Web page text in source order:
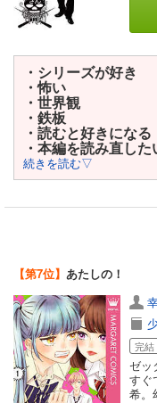
・シリーズが好き
・怖い
・世界観
・鉄板
・読むと好きになる
・本編を読み直した
続きを読む▽
【第7位】 あたしの！
完結
ゼッ
すぐ
希。